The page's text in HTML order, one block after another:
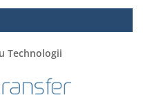
Technologii